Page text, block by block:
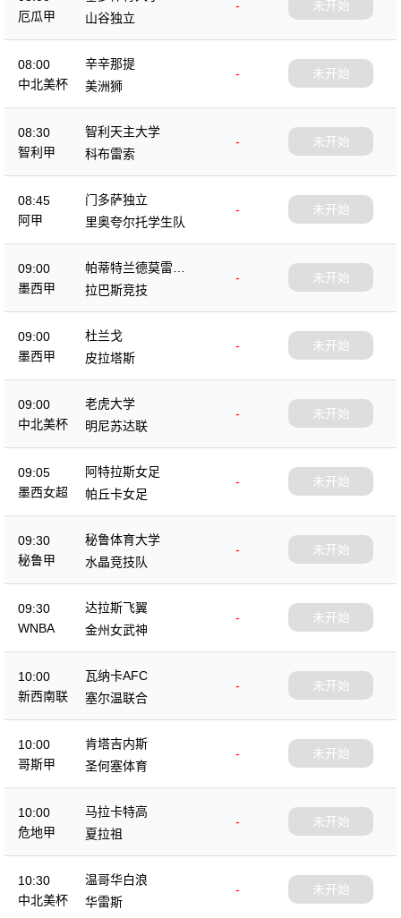
厄瓜甲
-
山谷独立
未开始
08:00
中北美杯
辛辛那提
-
美洲狮
未开始
08:30
智利甲
智利天主大学
-
科布雷索
未开始
08:45
阿甲
门多萨独立
-
里奥夸尔托学生队
未开始
09:00
墨西甲
帕蒂特兰德莫雷洛
斯
-
拉巴斯竞技
未开始
09:00
墨西甲
杜兰戈
-
皮拉塔斯
未开始
09:00
中北美杯
老虎大学
-
明尼苏达联
未开始
09:05
墨西女超
阿特拉斯女足
-
帕丘卡女足
未开始
09:30
秘鲁甲
秘鲁体育大学
-
水晶竞技队
未开始
09:30
WNBA
达拉斯飞翼
-
金州女武神
未开始
10:00
新西南联
瓦纳卡AFC
-
塞尔温联合
未开始
10:00
哥斯甲
肯塔吉内斯
-
圣何塞体育
未开始
10:00
危地甲
马拉卡特高
-
夏拉祖
未开始
10:30
中北美杯
温哥华白浪
-
华雷斯
未开始